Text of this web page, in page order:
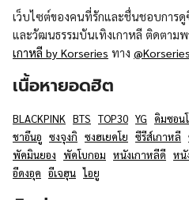
เว็บไซต์ของคนที่รักและชื่นชอบการ
และวัฒนธรรมบันเทิงเกาหลี ติดตามพ
เกาหลี by Korseries ทาง @Korseries
เนื้อหายอดฮิต
BLACKPINK BTS TOP30 YG คิมซอน
ชาอึนอู ซงจุงกิ ซงฮเยคโย ซีรีส์เกาหลี
พัคมินยอง พัคโบกอม หนังเกาหลีดี หนั
อีดงอุค อีเจฮุน ไอยู